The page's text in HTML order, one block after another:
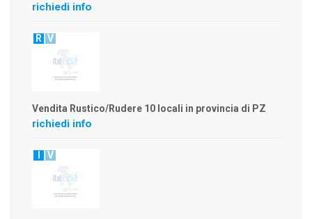
richiedi info
R V
Vendita Rustico/Rudere 10 locali in provincia di PZ
richiedi info
V